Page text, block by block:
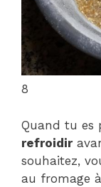
8
Quand tu es
refroidir
souhaitez,
au fromage